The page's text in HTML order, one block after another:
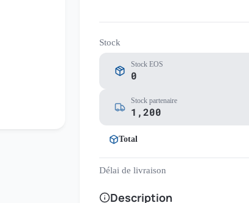
Stock
Stock EOS
0
Stock partenaire
1,200
Total
Délai de livraison
Description